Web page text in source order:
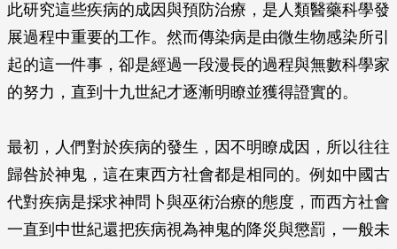
此研究這些疾病的成因與預防治療，是人類醫藥科學發
展過程中重要的工作。然而傳染病是由微生物感染所引
起的這一件事，卻是經過一段漫長的過程與無數科學家
的努力，直到十九世紀才逐漸明瞭並獲得證實的。
最初，人們對於疾病的發生，因不明瞭成因，所以往往
歸咎於神鬼，這在東西方社會都是相同的。例如中國古
代對疾病是採求神問卜與巫術治療的態度，而西方社會
一直到中世紀還把疾病視為神鬼的降災與懲罰，一般未